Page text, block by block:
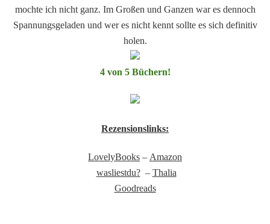
mochte ich nicht ganz. Im Großen und Ganzen war es dennoch
Spannungsgeladen und wer es nicht kennt sollte es sich definitiv
holen.
4 von 5 Büchern!
Rezensionslinks:
LovelyBooks – Amazon
wasliestdu?– Thalia
Goodreads